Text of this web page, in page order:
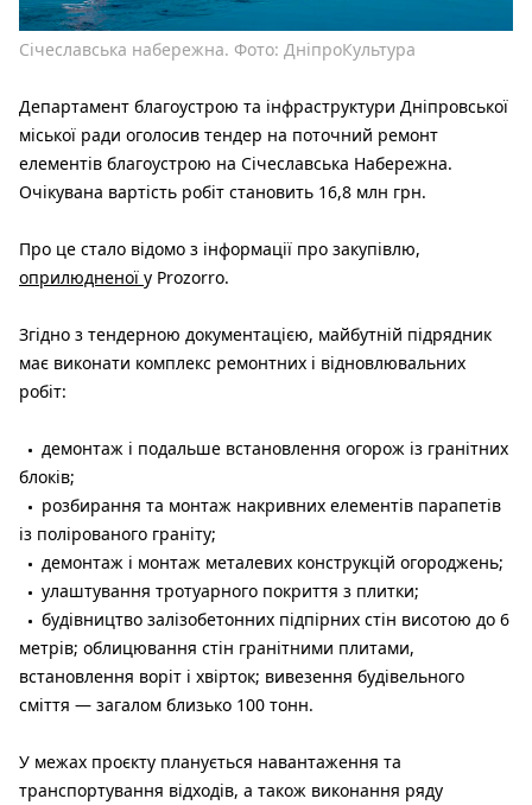
Січеславська набережна. Фото: ДніпроКультура
Департамент благоустрою та інфраструктури Дніпровської
міської ради оголосив тендер на поточний ремонт
елементів благоустрою на Січеславська Набережна.
Очікувана вартість робіт становить 16,8 млн грн.
Про це стало відомо з інформації про закупівлю,
оприлюдненої у Prozorro.
Згідно з тендерною документацією, майбутній підрядник
має виконати комплекс ремонтних і відновлювальних
робіт:
демонтаж і подальше встановлення огорож із гранітних
блоків;
розбирання та монтаж накривних елементів парапетів
із полірованого граніту;
демонтаж і монтаж металевих конструкцій огороджень;
улаштування тротуарного покриття з плитки;
будівництво залізобетонних підпірних стін висотою до 6
метрів; облицювання стін гранітними плитами,
встановлення воріт і хвірток; вивезення будівельного
сміття — загалом близько 100 тонн.
У межах проєкту планується навантаження та
транспортування відходів, а також виконання ряду